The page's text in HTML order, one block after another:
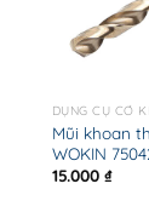
DỤNG CỤ CƠ
Mũi khoan
WOKIN
15.000 ₫